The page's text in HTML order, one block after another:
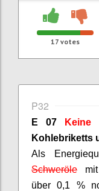
17 votes
P32
E 07 Keine
Kohlebriketts
Als
Schweröle mit
über 0,1 %